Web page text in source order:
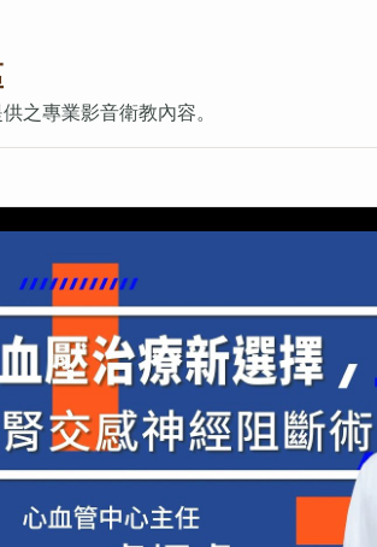
之專業影音衛教內容。
！RDN腎交感神經阻斷術